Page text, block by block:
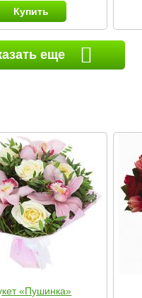
Купить
еще
«Пушинка»